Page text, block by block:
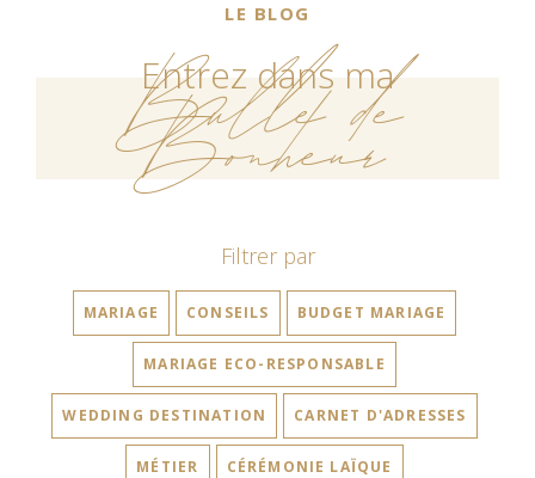
LE BLOG
Entrez dans ma
Bulle de
Bonheur
Filtrer par
MARIAGE CONSEILS BUDGET MARIAGE
MARIAGE ECO-RESPONSABLE
WEDDING DESTINATION CARNET D'ADRESSES
MÉTIER CÉRÉMONIE LAÏQUE